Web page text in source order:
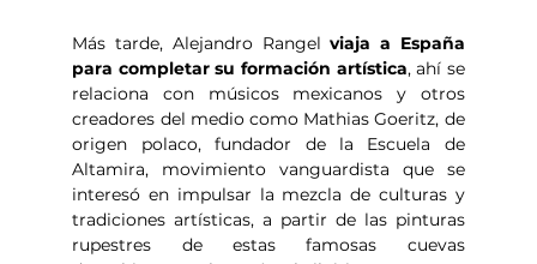
Más tarde, Alejandro Rangel viaja a España
para completar su formación artística, ahí se
relaciona con músicos mexicanos y otros
creadores del medio como Mathias Goeritz, de
origen polaco, fundador de la Escuela de
Altamira, movimiento vanguardista que se
interesó en impulsar la mezcla de culturas y
tradiciones artísticas, a partir de las pinturas
rupestres de estas famosas cuevas